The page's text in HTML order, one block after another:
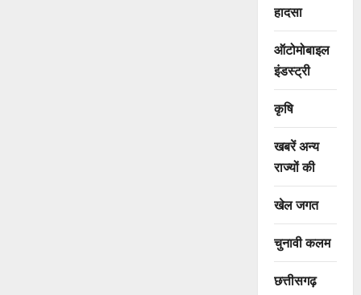
हादसा
ऑटोमोबाइल
इंडस्ट्री
कृषि
खबरें अन्य
राज्यों की
खेल जगत
चुनावी कलम
छत्तीसगढ़